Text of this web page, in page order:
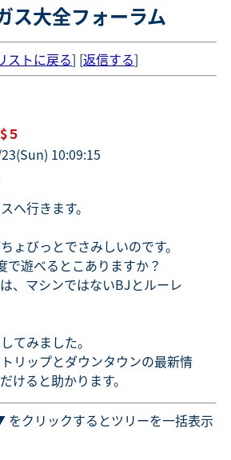
ス大全フォーラム
ストに戻る] [返信する]
５
10:09:15
へ行きます。
ょびっとでさみしいのです。
で遊べるとこありますか？
、マシンではないBJとルーレ
てみました。
リップとダウンタウンの最新情
けると助かります。
をクリックするとツリーを一括表示